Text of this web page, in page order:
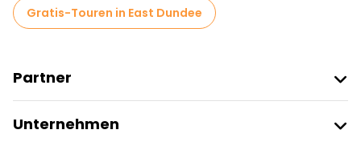
Gratis-Touren in East Dundee
Partner
Anbieter-Anmeldung
Unternehmen